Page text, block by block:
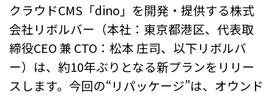
クラウドCMS「dino」を開発・提供する株式
会社リボルバー（本社：東京都港区、代表取
締役CEO 兼 CTO：松本 庄司、以下リボルバ
ー）は、約10年ぶりとなる新プランをリリー
スします。今回の“リパッケージ”は、オウンド